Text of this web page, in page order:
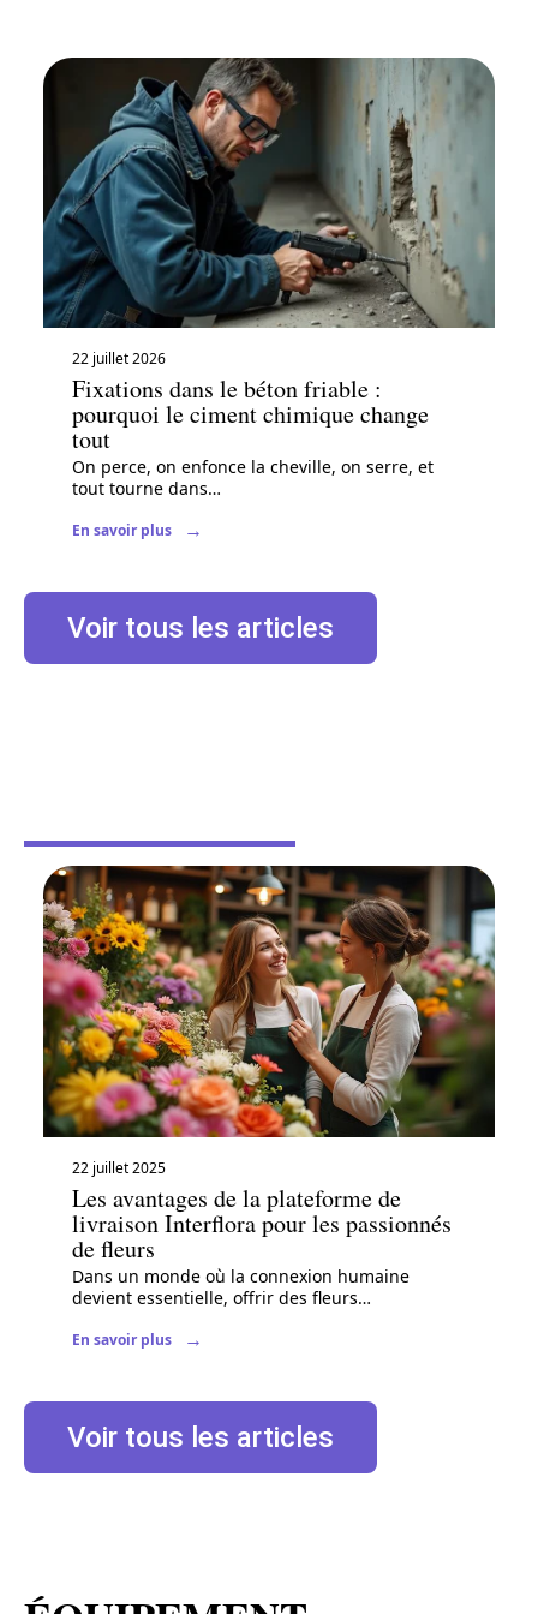
22 juillet 2026
Fixations dans le béton friable :
pourquoi le ciment chimique change
tout
On perce, on enfonce la cheville, on serre, et
tout tourne dans…
En savoir plus
Voir tous les articles
22 juillet 2025
Les avantages de la plateforme de
livraison Interflora pour les passionnés
de fleurs
Dans un monde où la connexion humaine
devient essentielle, offrir des fleurs…
En savoir plus
Voir tous les articles